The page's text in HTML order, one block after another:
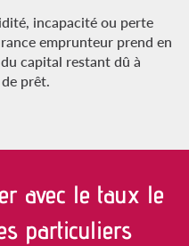
incapacité ou perte
emprunteur prend en
capital restant dû à
de prêt.
avec le taux le
particuliers